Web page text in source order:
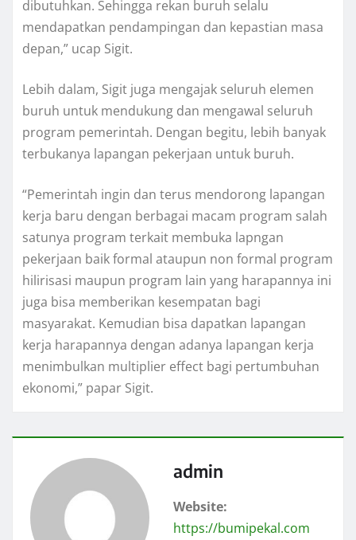
dibutuhkan. Sehingga rekan buruh selalu
mendapatkan pendampingan dan kepastian masa
depan,” ucap Sigit.
Lebih dalam, Sigit juga mengajak seluruh elemen
buruh untuk mendukung dan mengawal seluruh
program pemerintah. Dengan begitu, lebih banyak
terbukanya lapangan pekerjaan untuk buruh.
“Pemerintah ingin dan terus mendorong lapangan
kerja baru dengan berbagai macam program salah
satunya program terkait membuka lapngan
pekerjaan baik formal ataupun non formal program
hilirisasi maupun program lain yang harapannya ini
juga bisa memberikan kesempatan bagi
masyarakat. Kemudian bisa dapatkan lapangan
kerja harapannya dengan adanya lapangan kerja
menimbulkan multiplier effect bagi pertumbuhan
ekonomi,” papar Sigit.
admin
Website:
https://bumipekal.com